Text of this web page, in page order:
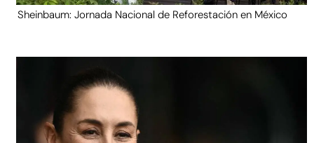
Sheinbaum: Jornada Nacional de Reforestación en México